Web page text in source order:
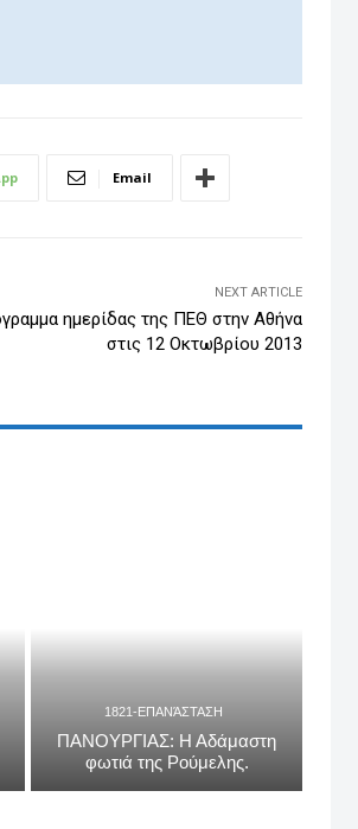
Email
NEXT ARTICLE
ημερίδας της ΠΕΘ στην Αθήνα
στις 12 Οκτωβρίου 2013
1821-ΕΠΑΝΆΣΤΑΣΗ
ΠΑΝΟΥΡΓΙΑΣ: Η Αδάμαστη
φωτιά της Ρούμελης.